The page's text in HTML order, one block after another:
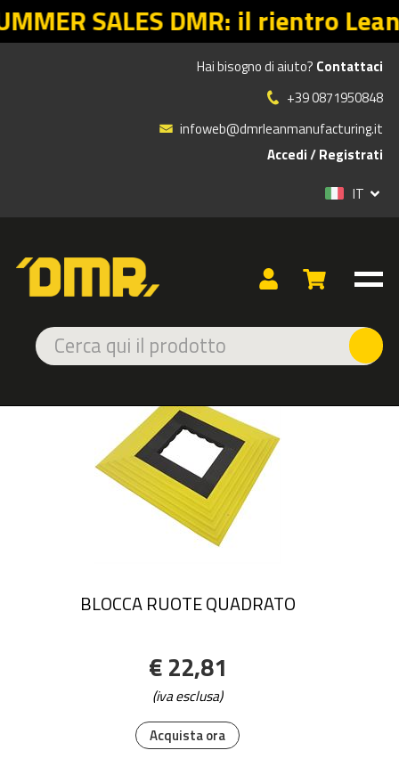
il rientro Lean parte dalle
Hai bisogno di aiuto? Contattaci
+39 0871950848
infoweb@dmrleanmanufacturing.it
Accedi/Registrati
IT
PARASPIGOLI ADESIVI
PARASPIGOLI ADESIVI
sono dispositivi essenziali per la
Installati su spigoli vivi, bordi sporgenti,
davanzali o attrezzature, contribuiscono a ridurre il rischio di
urti accidentali e lesioni.Offrono una soluzione pratica e
Sono disponibili indiversi formati, profili e dimensioni per
adattarsi a ogni superficie
Ideali per migliorare la sicurezza senza compromettere
l’efficienza e la funzionalità degli ambienti di lavoro.
Acquista ora
BLOCCA RUOTE QUADRATO
€ 22,81
(iva esclusa)